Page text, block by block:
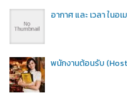
อากาศ และ เวลา ในอเ
พนักงานต้อนรับ